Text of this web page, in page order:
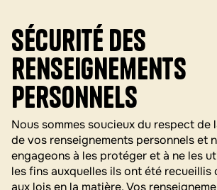
Sécurité des
renseignements
personnels
Nous sommes soucieux du respect
de vos renseignements personnels et
engageons à les protéger et à ne les
les fins auxquelles ils ont été recueillis
aux lois en la matière. Vos